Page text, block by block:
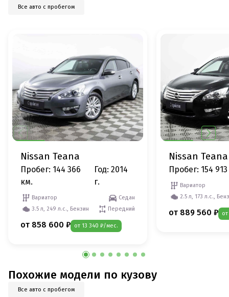
Все авто с пробегом
Nissan Teana
Пробег: 144 366
км.
Год: 2014
г.
Вариатор
Седан
3.5 л, 249 л.с., Бензин
Передний
от 858 600 ₽ от 13 340 ₽/мес.
Nissan Teana
Пробег: 154
Вариатор
2.5 л, 173 л.с.,
от 889 560 ₽
Похожие модели по кузову
Все авто с пробегом